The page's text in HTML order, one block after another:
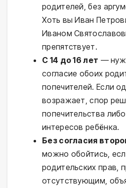
родителей, без
Хоть вы Иван
Иваном
препятствует.
С 14 до 16 лет —
согласие обоих
попечителей. Если
возражает, спор
попечительства
интересов ребёнка.
Без согласия
можно обойтись,
родительских прав,
отсутствующим,